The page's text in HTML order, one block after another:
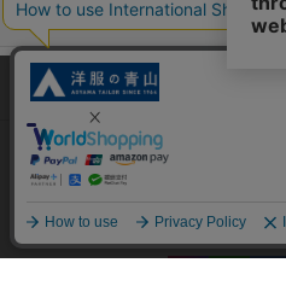
ポリシー・企業情報
オーダースーツなら SHITATE
当サイトでは、快適な閲覧体験とコ
しています。閲覧を続けることで、
します。詳細については
同意して